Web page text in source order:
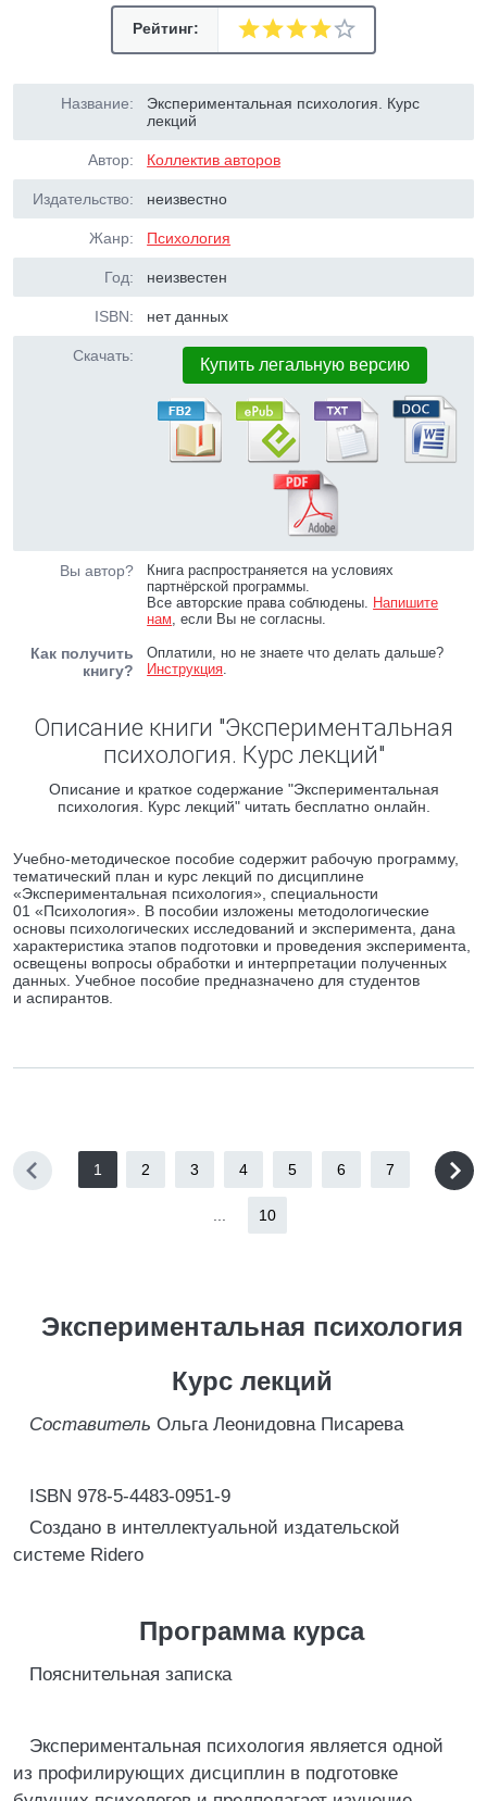
Рейтинг:
Название:
Экспериментальная психология. Курс
лекций
Автор: Коллектив авторов
Издательство: неизвестно
Жанр: Психология
Год: неизвестен
ISBN: нет данных
Скачать: Купить легальную версию
Вы автор?
Книга распространяется на условиях
партнёрской программы.
Все авторские права соблюдены. Напишите
нам, если Вы не согласны.
Как получить
книгу?
Оплатили, но не знаете что делать дальше?
Инструкция.
Описание книги "Экспериментальная
психология. Курс лекций"
Описание и краткое содержание "Экспериментальная
психология. Курс лекций" читать бесплатно онлайн.
Учебно-методическое пособие содержит рабочую программу,
тематический план и курс лекций по дисциплине
«Экспериментальная психология», специальности
01 «Психология». В пособии изложены методологические
основы психологических исследований и эксперимента, дана
характеристика этапов подготовки и проведения эксперимента,
освещены вопросы обработки и интерпретации полученных
данных. Учебное пособие предназначено для студентов
и аспирантов.
1 2 3 4 5 6 7
10
Экспериментальная психология
Курс лекций
Составитель Ольга Леонидовна Писарева
ISBN 978-5-4483-0951-9
Создано в интеллектуальной издательской
системе Ridero
Программа курса
Пояснительная записка
Экспериментальная психология является одной
из профилирующих дисциплин в подготовке